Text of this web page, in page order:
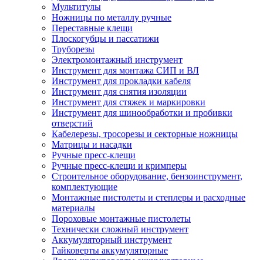
Мультитулы
Ножницы по металлу ручные
Переставные клещи
Плоскогубцы и пассатижи
Труборезы
Электромонтажный инструмент
Инструмент для монтажа СИП и ВЛ
Инструмент для прокладки кабеля
Инструмент для снятия изоляции
Инструмент для стяжек и маркировки
Инструмент для шинообработки и пробивки
отверстий
Кабелерезы, тросорезы и секторные ножницы
Матрицы и насадки
Ручные пресс-клещи
Ручные пресс-клещи и кримперы
Строительное оборудование, бензоинструмент,
комплектующие
Монтажные пистолеты и степлеры и расходные
материалы
Пороховые монтажные пистолеты
Технически сложный инструмент
Аккумуляторный инструмент
Гайковерты аккумуляторные